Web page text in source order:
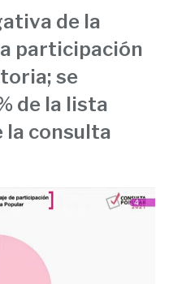
de la
participación
se
de la lista
la consulta